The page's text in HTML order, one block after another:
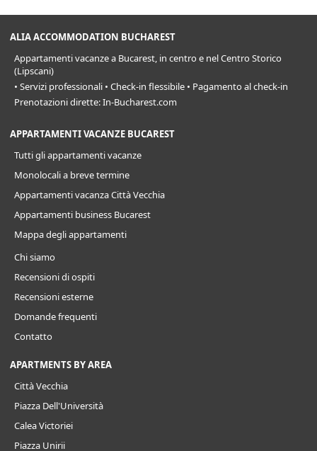
ALIA ACCOMMODATION BUCHAREST
Appartamenti vacanze a Bucarest, in centro e nel Centro Storico
(Lipscani)
• Servizi professionali • Check-in flessibile • Pagamento al check-in
Prenotazioni dirette: In-Bucharest.com
APPARTAMENTI VACANZE BUCAREST
Tutti gli appartamenti vacanze
Monolocali a breve termine
Appartamenti vacanza Città Vecchia
Appartamenti business Bucarest
Mappa degli appartamenti
Chi siamo
Recensioni di ospiti
Recensioni esterne
Domande frequenti
Contatto
APARTMENTS BY AREA
Città Vecchia
Piazza Dell'Università
Calea Victoriei
Piazza Unirii